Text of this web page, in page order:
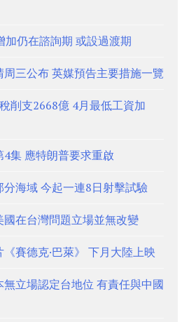
加仍在諮詢期 或設過渡期
周三公布 英媒預告主要措施一覽
削支2668億 4月最低工資加
4集 應特朗普要求重啟
分海域 今起一連8日射擊試驗
國在台灣問題立場並無改變
賽德克·巴萊》 下月大陸上映
無立場認定台地位 有責任與中國